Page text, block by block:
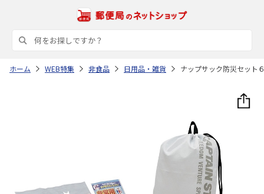
ホーム WEB特集 非食品 日用品・雑貨 ナップサック防災セッ